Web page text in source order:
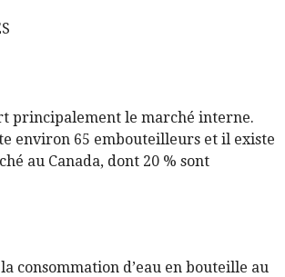
Alcool
principalement le marché interne.
environ 65 embouteilleurs et il existe
au Canada, dont 20 % sont
consommation d’eau en bouteille au